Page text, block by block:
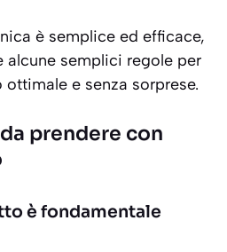
è semplice ed efficace,
alcune semplici regole per
e senza sorprese.
prendere con
è fondamentale